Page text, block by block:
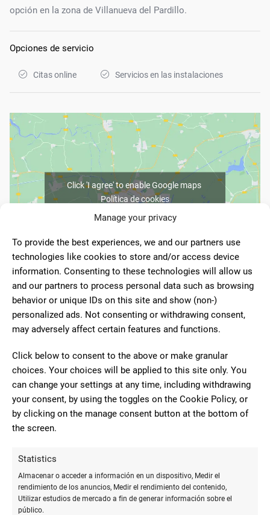
Manage your privacy
To provide the best experiences, we and our partners use
technologies like cookies to store and/or access device
information. Consenting to these technologies will allow us
and our partners to process personal data such as browsing
behavior or unique IDs on this site and show (non-)
personalized ads. Not consenting or withdrawing consent,
may adversely affect certain features and functions.
Click below to consent to the above or make granular
choices. Your choices will be applied to this site only. You
can change your settings at any time, including withdrawing
your consent, by using the toggles on the Cookie Policy, or
by clicking on the manage consent button at the bottom of
the screen.
Statistics
Almacenar o acceder a información en un dispositivo, Medir el
rendimiento de los anuncios, Medir el rendimiento del contenido,
Utilizar estudios de mercado a fin de generar información sobre el
público.
opción en la zona de Villanueva del Pardillo.
Opciones de servicio
Citas online Servicios en las instalaciones
Click 'I agree' to enable Google maps
Política de cookies
I agree
C. de las Huertas, 15, 28229 Villanueva del Pardillo,
Madrid
918151869
Lunes - Viernes: 9:30–14:00 | 17:00–20:00
Sábado - Domingo: Cerrado
CERRADO